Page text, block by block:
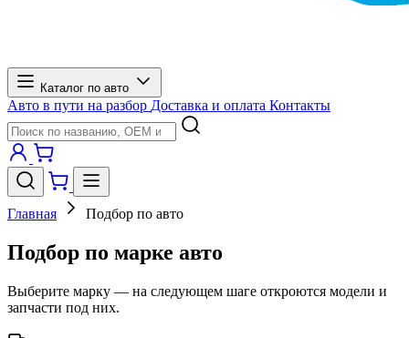
Каталог по авто
Авто в пути на разбор Доставка и оплата Контакты
Главная Подбор по авто
Подбор по марке авто
Выберите марку — на следующем шаге откроются модели и
запчасти под них.